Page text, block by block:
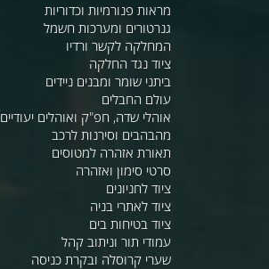
מראות פנורמיות וכדוריות
גנרטורים ומערכות חשמל
המחלקה לקשר ורדיו
ציוד נגד החלקה
ביתני שומר ומבנים ניידים
עולם החבלים
אוהלי שדה, חפ"ק ואוהלים יעודיים
מהבהבים וסירנות לרכב
תאורת אזהרה למטוסים
סרטי סימון ואזהרה
ציוד לחניונים
ציוד לאתרי בניה
ציוד בטיחות בים
עמודי תור וניתוב קהל
שערי קרוסלה ובקרת כניסה